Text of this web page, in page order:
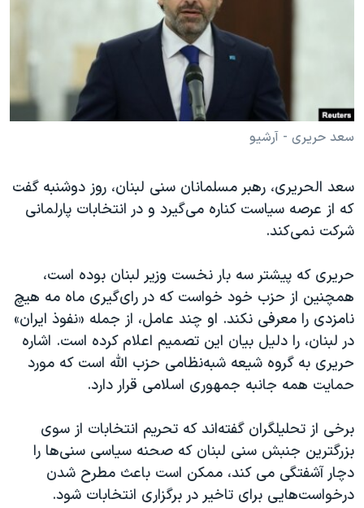
حقوق شهروندی
علم و فناوری
اسرائیل در جنگ
آرشیو پخش زنده
انتخابات ریاست جمهوری آمریکا ۲۰۲۴
حمله جمهوری اسلامی به اسرائیل
ورزش زنان در ایران
مجموعه مستندهای دادخواهی
تریبونال مردمی آبان ۹۸
چهل سال گروگان‌گیری
قانون شفافیت دارائی کادر رهبری ایران
اعتراضات مردمی آبان ۹۸
اسرائیل در جنگ
نرگس محمدی برنده جایزه نوبل صلح
همایش محافظه‌کاران آمریکا «سی‌پک»
صفحه‌های ویژه
سفر پرزیدنت ترامپ به چین
زبانهای مختلف
سعد حریری - آرشیو
سعد الحریری، رهبر مسلمانان سنی لبنان، روز دوشنبه گفت
که از عرصه سیاست کناره می‌‌گیرد و در انتخابات پارلمانی
شرکت نمی‌کند.
حریری که پیشتر سه بار نخست وزیر لبنان بوده است،
همچنین از حزب خود خواست که در رای‌گیری ماه مه هیچ
نامزدی را معرفی نکند. او چند عامل، از جمله «نفوذ ایران»
در لبنان، را دلیل بیان این تصمیم اعلام کرده است. اشاره
حریری به گروه شیعه شبه‌نظامی حزب الله است که مورد
حمایت همه جانبه جمهوری اسلامی قرار دارد.
برخی از تحلیلگران گفته‌اند که تحریم انتخابات از سوی
بزرگترین جنبش سنی لبنان که صحنه سیاسی سنی‌ها را
دچار آشفتگی می کند، ممکن است باعث مطرح شدن
درخواست‌هایی برای تاخیر در برگزاری انتخابات شود.